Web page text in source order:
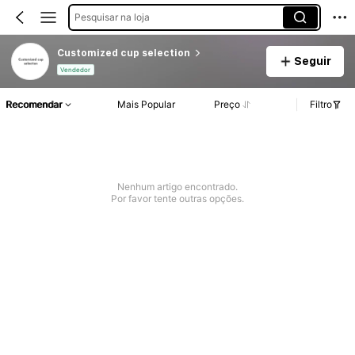
Pesquisar na loja
Customized cup selection
Vendedor
Seguir
Recomendar Mais Popular Preço Filtro
Nenhum artigo encontrado.
Por favor tente outras opções.